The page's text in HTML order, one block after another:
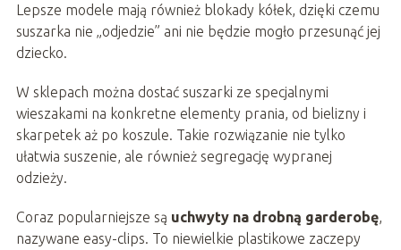
Lepsze modele mają również blokady kółek, dzięki czemu
suszarka nie „odjedzie” ani nie będzie mogło przesunąć jej
dziecko.
W sklepach można dostać suszarki ze specjalnymi
wieszakami na konkretne elementy prania, od bielizny i
skarpetek aż po koszule. Takie rozwiązanie nie tylko
ułatwia suszenie, ale również segregację wypranej
odzieży.
Coraz popularniejsze są uchwyty na drobną garderobę,
nazywane easy-clips. To niewielkie plastikowe zaczepy